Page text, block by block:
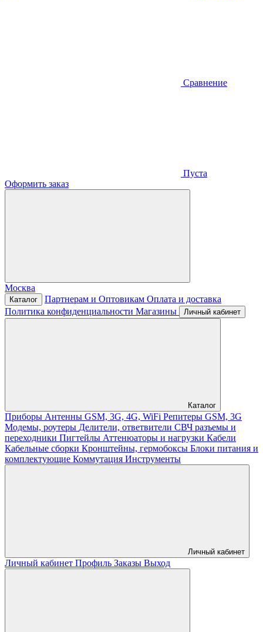
Сравнение
Пуста
Оформить заказ
Москва
Каталог Партнерам и Оптовикам Оплата и доставка
Политика конфиденциальности Магазины Личный кабинет
Каталог
Приборы Антенны GSM, 3G, 4G, WiFi Репитеры GSM, 3G
Модемы, роутеры Делители, ответвители СВЧ разъемы и
переходники Пигтейлы Аттенюаторы и нагрузки Кабели
Кабельные сборки Кронштейны, гермобоксы Блоки питания и
комплектующие Коммутация Инструменты
Личный кабинет
Личный кабинет Профиль Заказы Выход